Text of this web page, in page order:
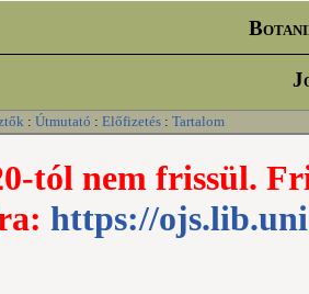
: Útmutató : Előfizetés : Tartalom
tól nem frissül.
https://